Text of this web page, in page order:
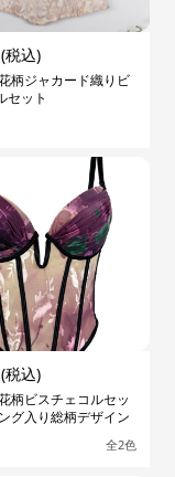
(税込)
柄ジャカード織りビ
セット
(税込)
柄ビスチェコルセッ
グ入り総柄デザイン
全2色